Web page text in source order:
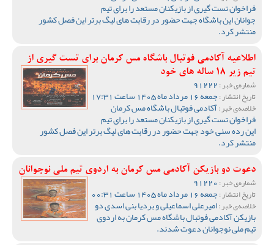
فراخوان تست گیری از بازیکنان مستعد را برای تیم
جوانان این باشگاه جهت حضور در رقابت های لیگ برتر این فصل کشور
منتشر کرد.
اطلاعیه آکادمی فوتبال باشگاه مس کرمان برای تست گیری از
تیم زیر 18 ساله های خود
شماره‌ی خبر :
تاریخ انتشار :جمعه 16 مرداد ماه 1405 ساعت 17:31
خلاصه‌ی خبر :آکادمی فوتبال باشگاه مس کرمان
فراخوان تست گیری از بازیکنان مستعد را برای تیم
این رده سنی خود جهت حضور در رقابت های لیگ برتر این فصل کشور
منتشر کرد.
دعوت دو بازیکن آکادمی مس کرمان به اردوی تیم ملی نوجوانان
شماره‌ی خبر :
تاریخ انتشار :جمعه 16 مرداد ماه 1405 ساعت 00:31
خلاصه‌ی خبر :امیرعلی اسماعیلی و بردیا بنی اسدی دو
بازیکن آکادمی فوتبال باشگاه مس کرمان به اردوی
تیم ملی نوجوانان دعوت شدند.